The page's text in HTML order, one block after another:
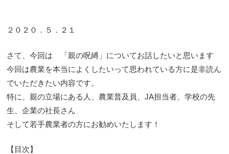
２０２０．５．２１
さて、今回は 「親の呪縛」についてお話したいと思います
今回は農業を本当によくしたいって思われている方に是非読ん
でいただきたい内容です。
特に、親の立場にある人、農業普及員、JA担当者、学校の先
生、企業の社長さん
そして若手農業者の方にお勧めいたします！
【目次】